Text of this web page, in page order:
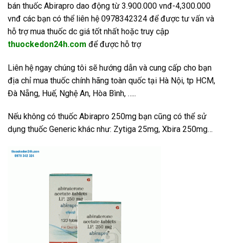
bán thuốc Abirapro dao động từ 3.900.000 vnđ-4,300.000
vnđ các bạn có thể liên hệ 0978342324 để được tư vấn và
hỗ trợ mua thuốc dc giá tốt nhất hoặc truy cập
thuockedon24h.com để được hỗ trợ
Liên hệ ngay chúng tôi sẽ hướng dẫn và cung cấp cho bạn
địa chỉ mua thuốc chính hãng toàn quốc tại Hà Nội, tp HCM,
Đà Nẵng, Huế, Nghệ An, Hòa Bình, …..
Nếu không có thuốc Abirapro 250mg bạn cũng có thể sử
dụng thuốc Generic khác như: Zytiga 25mg, Xbira 250mg…